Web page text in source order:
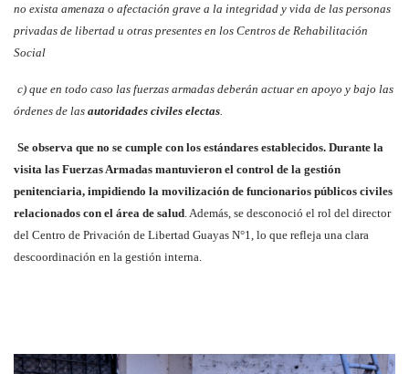
no exista amenaza o afectación grave a la integridad y vida de las personas
privadas de libertad u otras presentes en los Centros de Rehabilitación
Social
c) que en todo caso las fuerzas armadas deberán actuar en apoyo y bajo las
órdenes de las autoridades civiles electas
Se observa que no se cumple con los estándares establecidos. Durante la
visita las Fuerzas Armadas mantuvieron el control de la gestión
penitenciaria, impidiendo la movilización de funcionarios públicos civiles
relacionados con el área de salud . Además, se desconoció el rol del director
del Centro de Privación de Libertad Guayas N°1, lo que refleja una clara
descoordinación en la gestión interna.